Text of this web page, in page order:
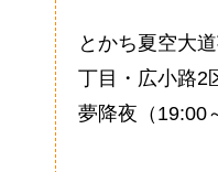
とかち夏空大
丁目・広小路2
夢降夜（19:00